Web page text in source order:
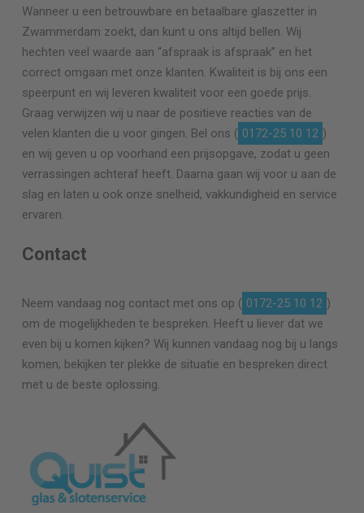
Wanneer u een betrouwbare en betaalbare glaszetter in
Zwammerdam zoekt, dan kunt u ons altijd bellen. Wij
hechten veel waarde aan “afspraak is afspraak” en het
correct omgaan met onze klanten. Kwaliteit is bij ons een
speerpunt en wij leveren kwaliteit voor een goede prijs.
Graag verwijzen wij u naar de positieve reacties van de
velen klanten die u voor gingen. Bel ons ( 0172-25 10 12 )
en wij geven u op voorhand een prijsopgave, zodat u geen
verrassingen achteraf heeft. Daarna gaan wij voor u aan de
slag en laten u ook onze snelheid, vakkundigheid en service
ervaren.
Contact
Neem vandaag nog contact met ons op ( 0172-25 10 12 )
om de mogelijkheden te bespreken. Heeft u liever dat we
even bij u komen kijken? Wij kunnen vandaag nog bij u langs
komen; bekijken ter plekke de situatie en bespreken direct
met u de beste oplossing.